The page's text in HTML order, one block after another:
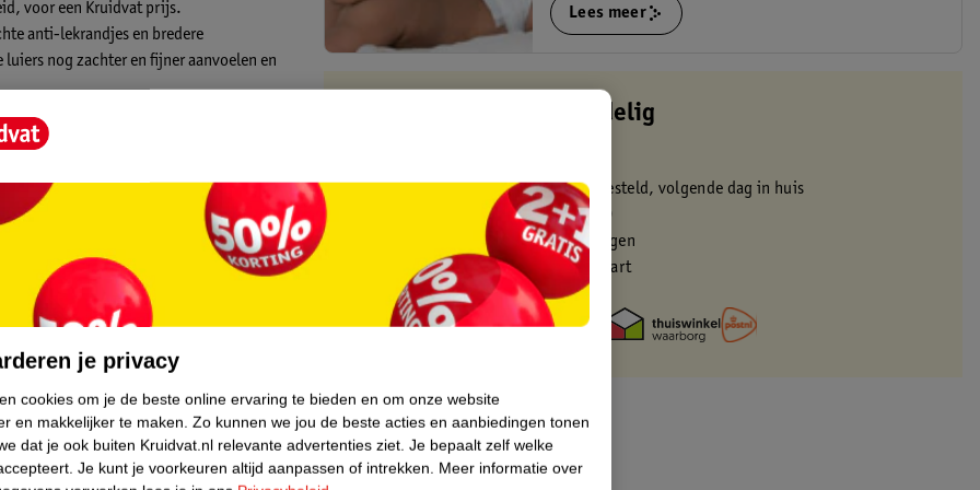
voor een Kruidvat prijs.
anti-lekrandjes en bredere
nog zachter en fijner aanvoelen en
deze gelijkmatig door de kern.
Lees meer
Kruidvat is altijd voordelig
Op werkdagen voor 22:00 uur besteld, volgende dag in huis
Gratis thuisbezorgd vanaf 50.00
Gratis retourneren binnen 30 dagen
Gratis punten met je Kruidvat kaart
je privacy
cookies om je de beste online ervaring te bieden en om onze website
en makkelijker te maken. Zo kunnen we jou de beste acties en aanbiedingen tonen
dat je ook buiten Kruidvat.nl relevante advertenties ziet. Je bepaalt zelf welke
Je kunt je voorkeuren altijd aanpassen of intrekken. Meer informatie over